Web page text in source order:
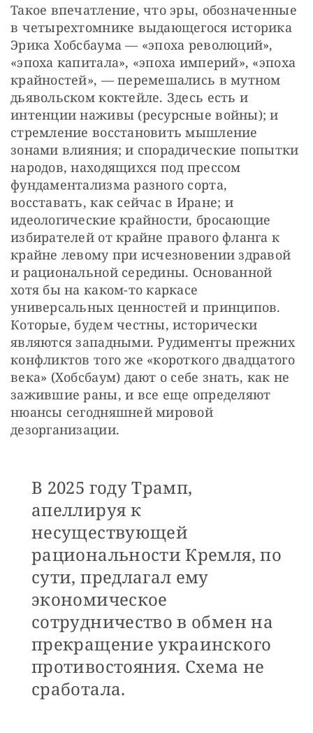
Такое впечатление, что эры, обозначенные
в четырехтомнике выдающегося историка
Эрика Хобсбаума — «эпоха революций»,
«эпоха капитала», «эпоха империй», «эпоха
крайностей», — перемешались в мутном
дьявольском коктейле. Здесь есть и
интенции наживы (ресурсные войны); и
стремление восстановить мышление
зонами влияния; и спорадические попытки
народов, находящихся под прессом
фундаментализма разного сорта,
восставать, как сейчас в Иране; и
идеологические крайности, бросающие
избирателей от крайне правого фланга к
крайне левому при исчезновении здравой
и рациональной середины. Основанной
хотя бы на каком-то каркасе
универсальных ценностей и принципов.
Которые, будем честны, исторически
являются западными. Рудименты прежних
конфликтов того же «короткого двадцатого
века» (Хобсбаум) дают о себе знать, как не
зажившие раны, и все еще определяют
нюансы сегодняшней мировой
дезорганизации.
В 2025 году Трамп,
апеллируя к
несуществующей
рациональности Кремля, по
сути, предлагал ему
экономическое
сотрудничество в обмен на
прекращение украинского
противостояния. Схема не
сработала.